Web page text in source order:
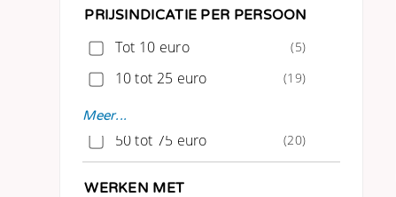
PRIJSINDICATIE PER PERSOON
Tot 10 euro (5)
10 tot 25 euro (19)
25 tot 50 euro
50 tot 75 euro (20)
Meer...
WERKEN MET